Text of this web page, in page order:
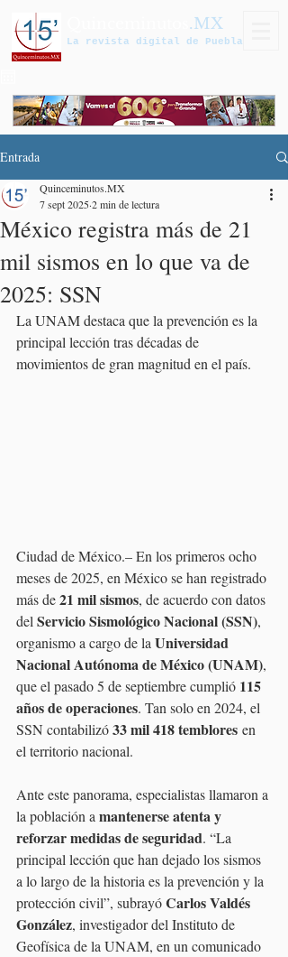
.MX
La revista digital de Puebla
Entrada
México registra más de 21
mil sismos en lo que va de
2025: SSN
Quinceminutos.MX
7 sept 20252 min de lectura
La UNAM destaca que la prevención es la
principal lección tras décadas de
movimientos de gran magnitud en el país.
Ciudad de México.– En los primeros ocho
meses de 2025, en México se han registrado
más de 21 mil sismos, de acuerdo con datos
del Servicio Sismológico Nacional (SSN),
organismo a cargo de la Universidad
Nacional Autónoma de México (UNAM),
que el pasado 5 de septiembre cumplió 115
años de operaciones. Tan solo en 2024, el
SSN contabilizó 33 mil 418 temblores en
el territorio nacional.
Ante este panorama, especialistas llamaron a
la población a mantenerse atenta y
reforzar medidas de seguridad. “La
principal lección que han dejado los sismos
a lo largo de la historia es la prevención y la
protección civil”, subrayó Carlos Valdés
González, investigador del Instituto de
Geofísica de la UNAM, en un comunicado